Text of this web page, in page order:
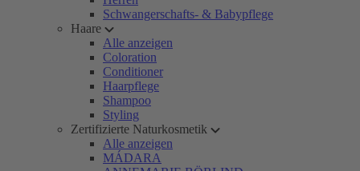
Schwangerschafts- & Babypflege
Haare
Alle anzeigen
Coloration
Conditioner
Haarpflege
Shampoo
Styling
Zertifizierte Naturkosmetik
Alle anzeigen
MÁDARA